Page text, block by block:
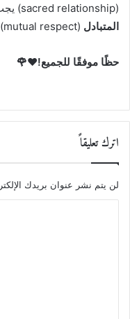
(sacred relationship) يجب أن تُبنى على
المتبادل (mutual respect).
حظًا موفقًا للجميع!❤️🌹
اترك تعليقاً
لن يتم نشر عنوان بريدك